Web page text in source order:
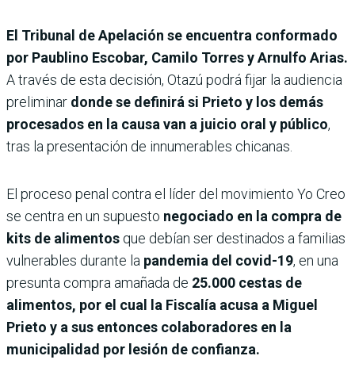
El Tribunal de Apelación se encuentra conformado
por Paublino Escobar, Camilo Torres y Arnulfo Arias.
A través de esta decisión, Otazú podrá fijar la audiencia
preliminar donde se definirá si Prieto y los demás
procesados en la causa van a juicio oral y público,
tras la presentación de innumerables chicanas.
El proceso penal contra el líder del movimiento Yo Creo
se centra en un supuesto negociado en la compra de
kits de alimentos que debían ser destinados a familias
vulnerables durante la pandemia del covid-19, en una
presunta compra amañada de 25.000 cestas de
alimentos, por el cual la Fiscalía acusa a Miguel
Prieto y a sus entonces colaboradores en la
municipalidad por lesión de confianza.